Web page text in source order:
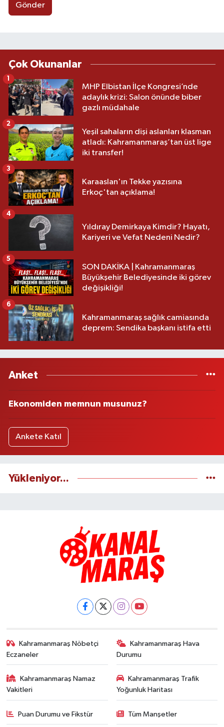
Gönder
Çok Okunanlar
MHP Elbistan İlçe Kongresi’nde
adaylık krizi: Salon önünde biber
gazlı müdahale
1
Yeşil sahaların dişi aslanları klasman
atladı: Kahramanmaraş’tan üst lige
iki transfer!
2
Karaaslan'ın Tekke yazısına
Erkoç'tan açıklama!
3
Yıldıray Demirkaya Kimdir? Hayatı,
Kariyeri ve Vefat Nedeni Nedir?
4
SON DAKİKA | Kahramanmaraş
Büyükşehir Belediyesinde iki görev
değişikliği!
5
Kahramanmaraş sağlık camiasında
deprem: Sendika başkanı istifa etti
6
Anket
Ekonomiden memnun musunuz?
Ankete Katıl
Yükleniyor...
Kahramanmaraş Nöbetçi
Eczaneler
Kahramanmaraş Hava
Durumu
Kahramanmaraş Namaz
Vakitleri
Kahramanmaraş Trafik
Yoğunluk Haritası
Puan Durumu ve Fikstür Tüm Manşetler